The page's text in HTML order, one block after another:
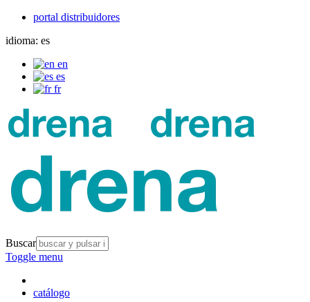
portal distribuidores
idioma: es
en
es
fr
Buscar
Toggle menu
catálogo